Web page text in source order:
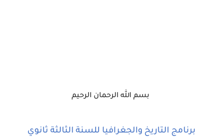
بسم الله الرحمان الرحيم
برنامج التاريخ والجغرافيا للسنة الثالثة ثانوي